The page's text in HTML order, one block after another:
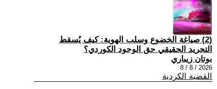
(2) صياغة الخضوع وسلب الهوية: كيف يُسقط
التجريد الحقيقي حق الوجود الكوردي؟
بوتان زيباري
2026 / 8 / 8
القضية الكردية